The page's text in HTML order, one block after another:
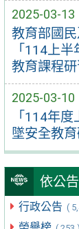
2025-03-13
教育部國
「114上
教育課程研
2025-03-10
「114年
墜安全教
依公
行政公告 (